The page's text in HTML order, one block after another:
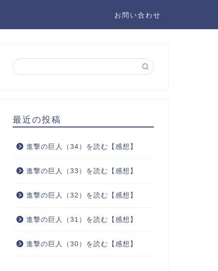
お問い合わせ
最近の投稿
進撃の巨人（34）を読む【感想】
進撃の巨人（33）を読む【感想】
進撃の巨人（32）を読む【感想】
進撃の巨人（31）を読む【感想】
進撃の巨人（30）を読む【感想】